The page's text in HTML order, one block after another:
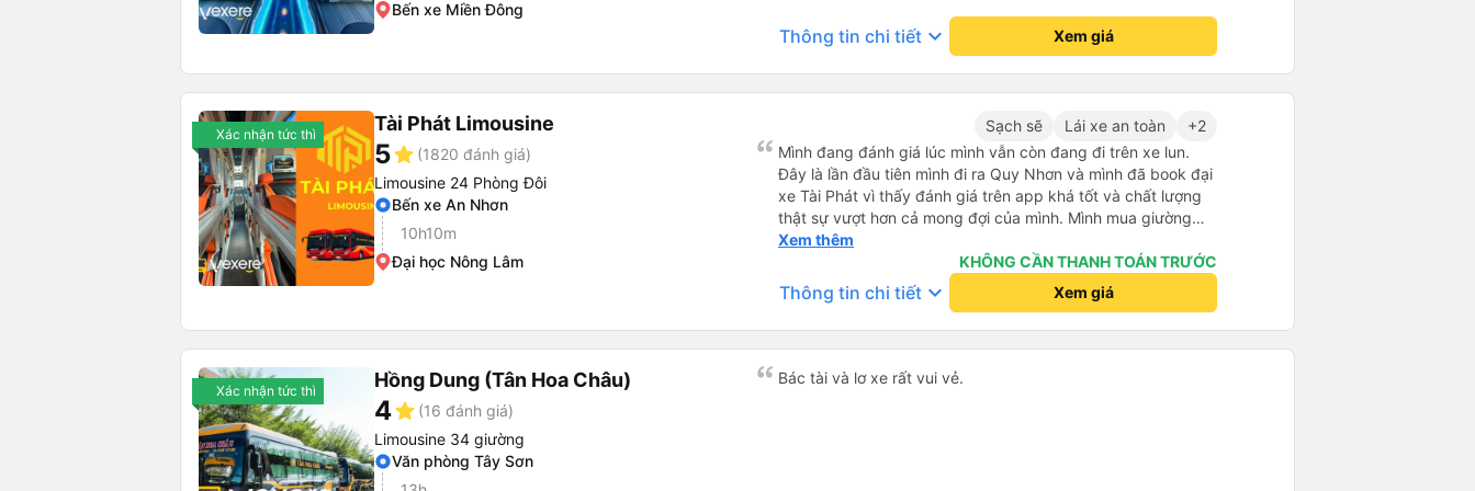
Bến xe Miền Đông
Thông tin chi tiết keyboard_arrow_down Xem giá
Xác nhận tức thì Tài Phát Limousine
5star (1820 đánh giá)
Limousine 24 Phòng Đôi
Bến xe An Nhơn
10h10m
Đại học Nông Lâm
Sạch sẽ Lái xe an toàn
+2
Mình đang đánh giá lúc mình vẫn còn đang đi trên xe lun.
Đây là lần đầu tiên mình đi ra Quy Nhơn và mình đã book đại
xe Tài Phát vì thấy đánh giá trên app khá tốt và chất lượng
thật sự vượt hơn cả mong đợi của mình. Mình mua giường
đôi và vừa đủ cho 2 người. Nhân viên của nhà xe phải nói là
siêu nhiệt tình và dễ thương. Trước chuyến đi mình có gọi
cho bên tổng đài thì anh nhân viên hỗ trợ mình nói chuyện
siêu nhẹ nhàng và vui vẻ . Lúc mình lên xe trung chuyển và
lên xe lớn thì luôn hỗ trợ xách vali giùm tụi mình. Trên xe thì
có cả bánh và sữa miễn phí cho khách còn chuẩn bị cả
thuốc say xe, dép, mền, gối và đặc biệt là có gối ôm.
Xem thêm
KHÔNG CẦN THANH TOÁN TRƯỚC
Thông tin chi tiết keyboard_arrow_down Xem giá
Xác nhận tức thì Hồng Dung (Tân Hoa Châu)
4star (16 đánh giá)
Limousine 34 giường
Văn phòng Tây Sơn
Bác tài và lơ xe rất vui vẻ.